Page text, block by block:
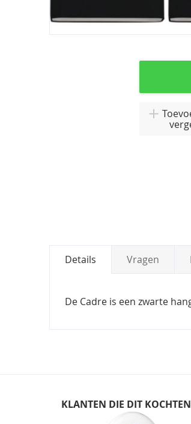
Details Vragen
De Cadre is een zwarte
KLANTEN DIE DIT